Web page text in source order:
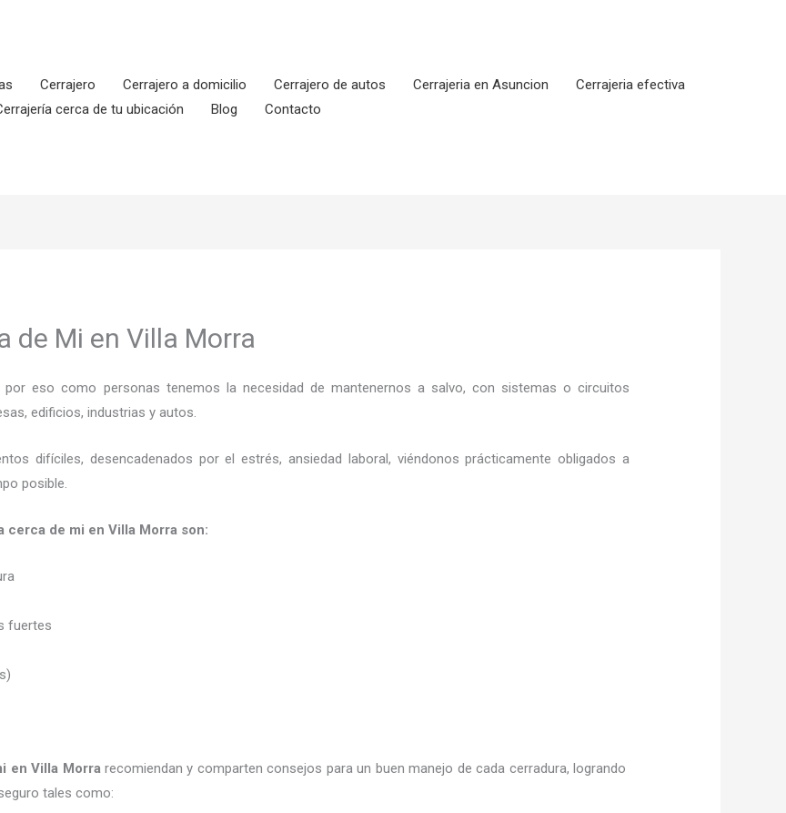
Cerrajero Cerrajero a domicilio Cerrajero de autos Cerrajeria en Asuncion
Cerrajeria efectiva
cerca de tu ubicación Blog Contacto
de Mi en Villa Morra
eso como personas tenemos la necesidad de mantenernos a salvo, con sistemas o circuitos
edificios, industrias y autos.
difíciles, desencadenados por el estrés, ansiedad laboral, viéndonos prácticamente obligados a
posible.
cerca de mi en Villa Morra son:
fuertes
en Villa Morra recomiendan y comparten consejos para un buen manejo de cada cerradura, logrando
tales como: